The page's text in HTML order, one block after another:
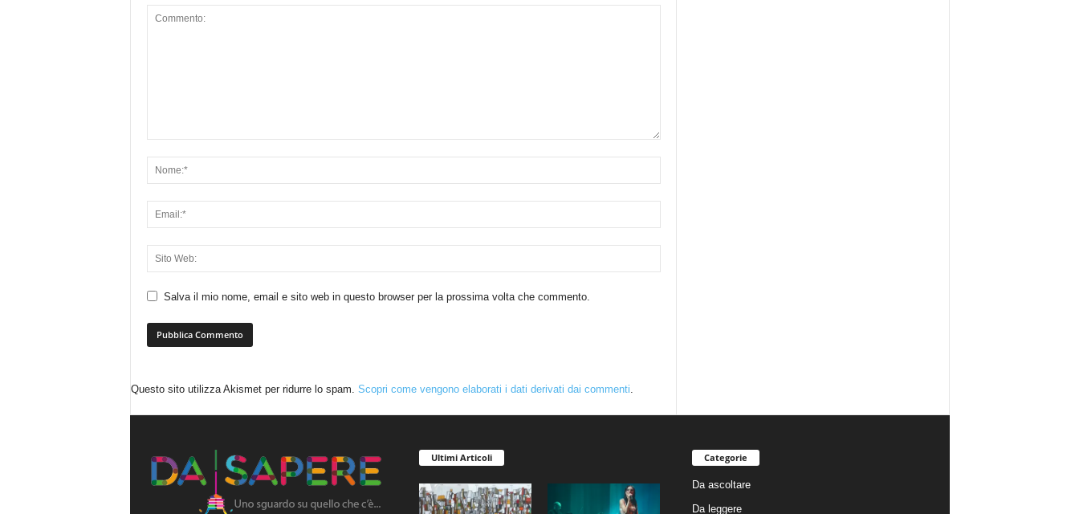
Salva il mio nome, email e sito web in questo browser per la prossima volta che commento.
Questo sito utilizza Akismet per ridurre lo spam. Scopri come vengono elaborati i dati derivati dai commenti.
Ultimi Articoli Categorie
Da ascoltare
Da leggere